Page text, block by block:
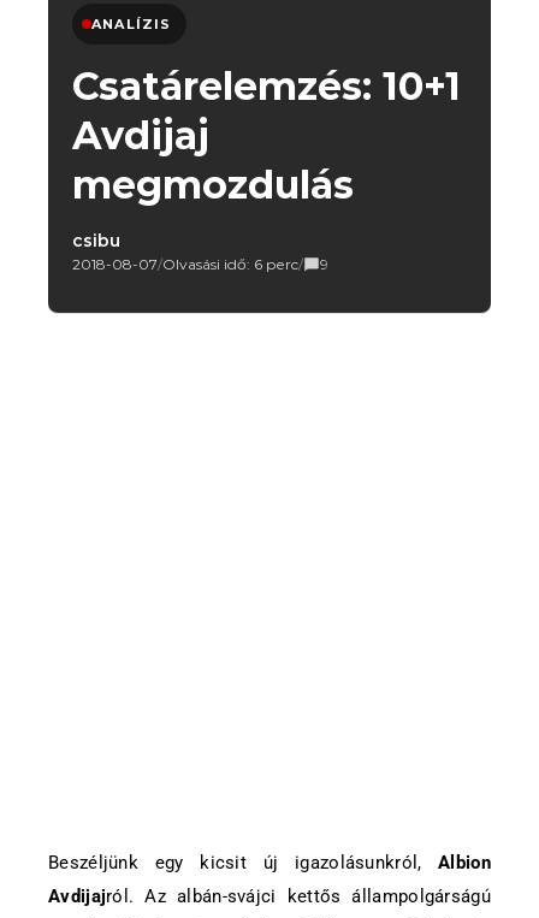
ANALÍZIS
Csatárelemzés: 10+1
Avdijaj
megmozdulás
csibu
2018-08-07/Olvasási idő: 6 perc/ 9
Beszéljünk egy kicsit új igazolásunkról,Albion
Avdijajról. Az albán-svájci kettős állampolgárságú